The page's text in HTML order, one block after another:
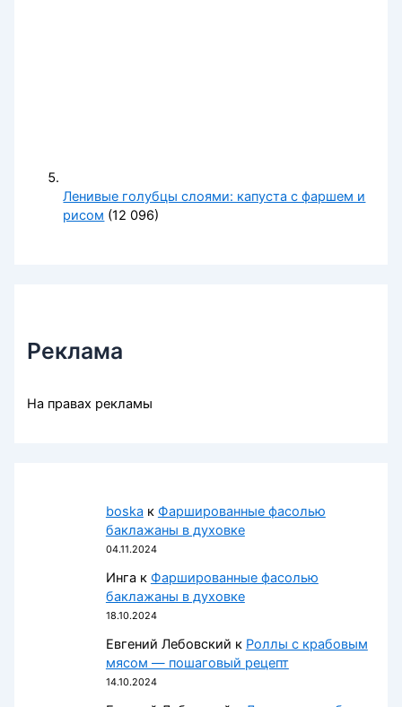
Ленивые голубцы слоями: капуста с фаршем и
рисом (12 096)
Реклама
На правах рекламы
boska к Фаршированные фасолью
баклажаны в духовке
04.11.2024
Инга к Фаршированные фасолью
баклажаны в духовке
18.10.2024
Евгений Лебовский к Роллы с крабовым
мясом — пошаговый рецепт
14.10.2024